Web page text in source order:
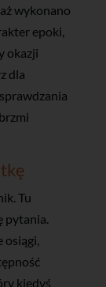
wykonano
epoki,
okazji
dla
Tu
pytania.
osiągi,
kiedyś